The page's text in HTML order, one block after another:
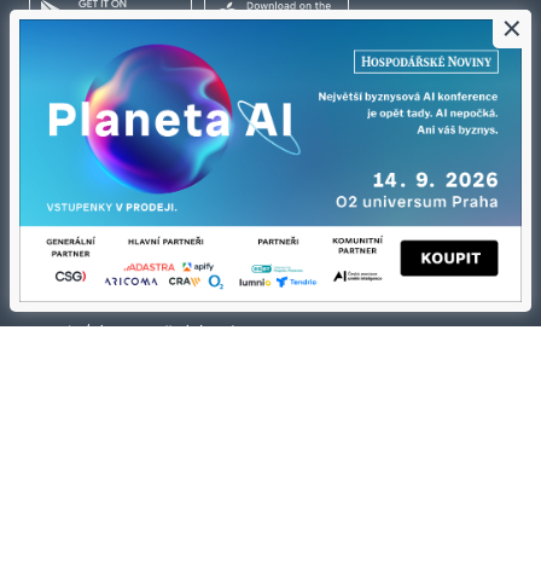
Kontakty
Tiráž redakce HN
Kariéra v HN
Ceník inzerce
Ochrana osobních údajů
Prohlášení o cookies
Nastavení soukromí
Všeobecné smluvní podmínky
×